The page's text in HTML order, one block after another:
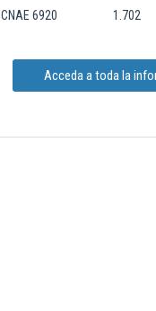
6920 1.702
Acceda a toda la